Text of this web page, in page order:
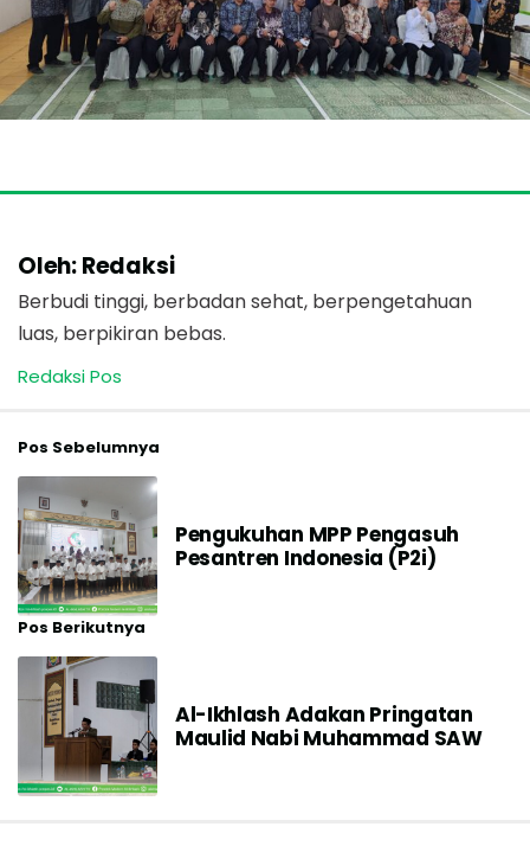
Oleh: Redaksi
Berbudi tinggi, berbadan sehat, berpengetahuan
luas, berpikiran bebas.
Redaksi Pos
Pos Sebelumnya
Pengukuhan MPP Pengasuh
Pesantren Indonesia (P2i)
Pos Berikutnya
Al-Ikhlash Adakan Pringatan
Maulid Nabi Muhammad SAW